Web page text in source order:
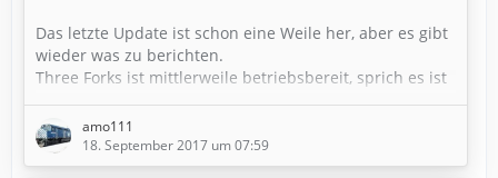
Das letzte Update ist schon eine Weile her, aber es gibt
wieder was zu berichten.
Three Forks ist mittlerweile betriebsbereit, sprich es ist
alles angeschlossen und die Weichenantriebe sind
montiert.
Beim Anschließer im ersten Bild habe ich den Kork
entfernt und habe ihn somit unter Main Niveau
amo111
18. September 2017 um 07:59